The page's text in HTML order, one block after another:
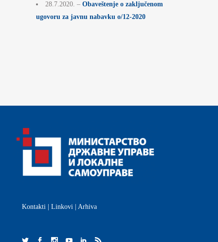
28.7.2020. – Obaveštenje o zaključenom
ugovoru za javnu nabavku o/12-2020
Kontakti Linkovi Arhiva